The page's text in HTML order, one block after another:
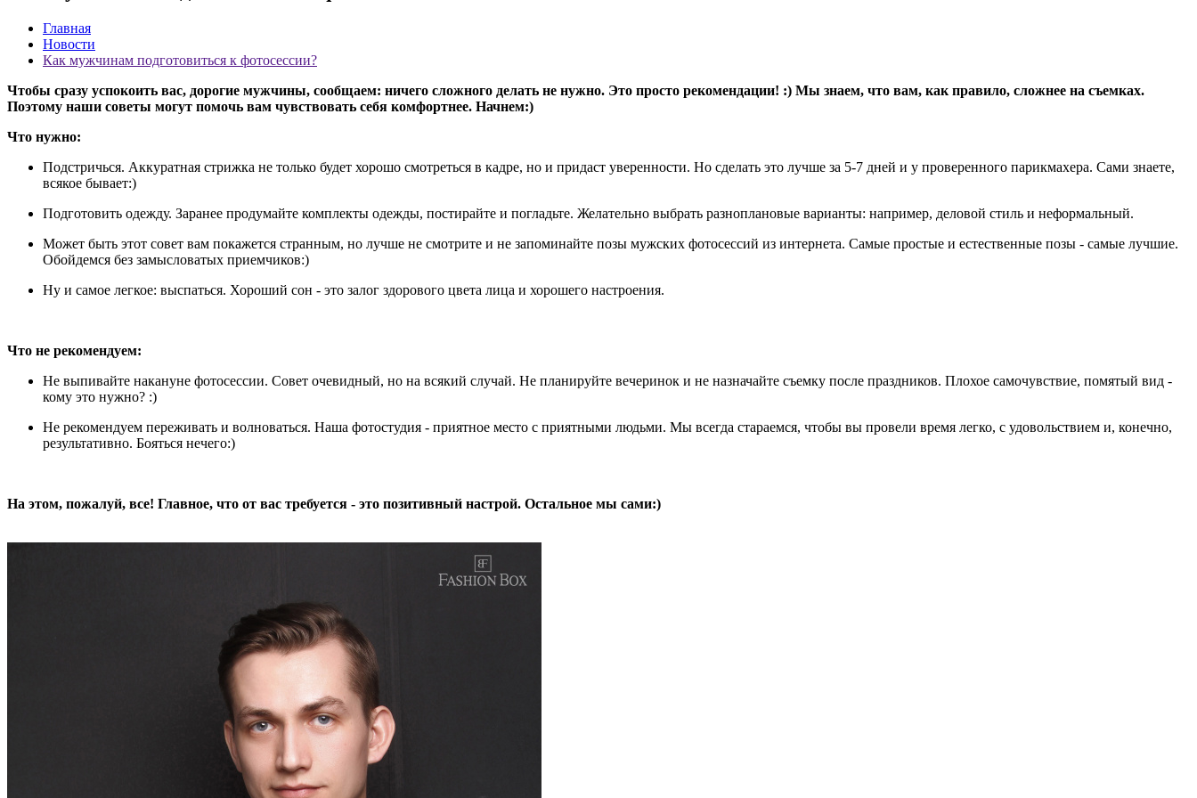
Главная
Новости
Как мужчинам подготовиться к фотосессии?
Чтобы сразу успокоить вас, дорогие мужчины, сообщаем: ничего сложного делать не нужно. Это просто рекомендации! :) Мы знаем, что вам, как правило, сложнее на съемках.
Поэтому наши советы могут помочь вам чувствовать себя комфортнее. Начнем:)
Что нужно:
Подстричься. Аккуратная стрижка не только будет хорошо смотреться в кадре, но и придаст уверенности. Но сделать это лучше за 5-7 дней и у проверенного парикмахера. Сами знаете,
всякое бывает:)
Подготовить одежду. Заранее продумайте комплекты одежды, постирайте и погладьте. Желательно выбрать разноплановые варианты: например, деловой стиль и неформальный.
Может быть этот совет вам покажется странным, но лучше не смотрите и не запоминайте позы мужских фотосессий из интернета. Самые простые и естественные позы - самые лучшие.
Обойдемся без замысловатых приемчиков:)
Ну и самое легкое: выспаться. Хороший сон - это залог здорового цвета лица и хорошего настроения.
Что не рекомендуем:
Не выпивайте накануне фотосессии. Совет очевидный, но на всякий случай. Не планируйте вечеринок и не назначайте съемку после праздников. Плохое самочувствие, помятый вид -
кому это нужно? :)
Не рекомендуем переживать и волноваться. Наша фотостудия - приятное место с приятными людьми. Мы всегда стараемся, чтобы вы провели время легко, с удовольствием и, конечно,
результативно. Бояться нечего:)
На этом, пожалуй, все! Главное, что от вас требуется - это позитивный настрой. Остальное мы сами:)